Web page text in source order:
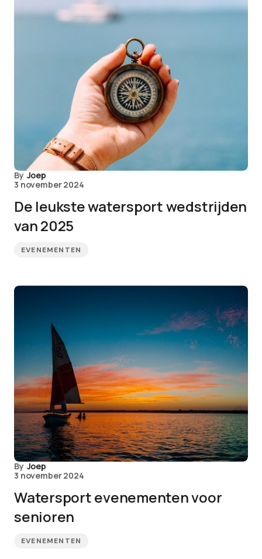
By Joep
3 november 2024
De leukste watersport wedstrijden
van 2025
EVENEMENTEN
By Joep
3 november 2024
Watersport evenementen voor
senioren
EVENEMENTEN